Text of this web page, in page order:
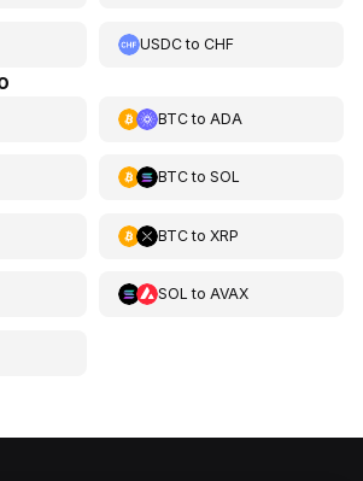
USDCtoCHF
BTCto ADA
BTCto SOL
BTCto XRP
SOL to AVAX